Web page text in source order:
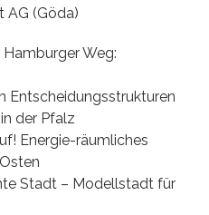
AG (Göda)
Weg:
Entscheidungsstrukturen
der Pfalz
Energie-räumliches
Stadt – Modellstadt für